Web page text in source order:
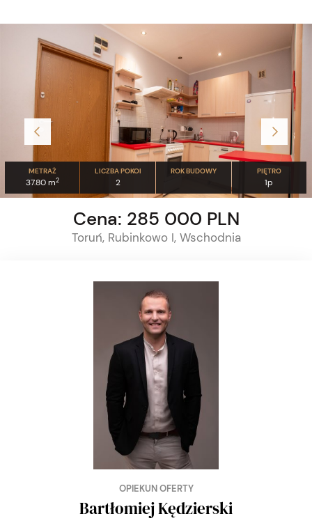
METRAŻ
37.80 m2
LICZBA POKOI
2
ROK BUDOWY PIĘTRO
1p
Cena: 285 000 PLN
Toruń, Rubinkowo I, Wschodnia
OPIEKUN OFERTY
Bartłomiej Kędzierski